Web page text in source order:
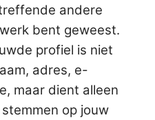
andere
bent geweest.
profiel is niet
adres, e-
maar dient alleen
op jouw